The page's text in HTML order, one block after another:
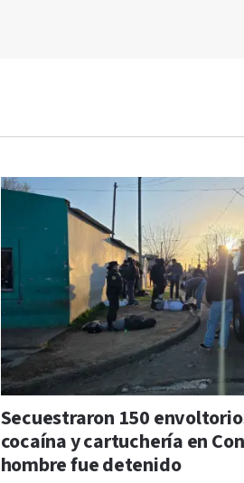
Secuestraron 150
cocaína y cartuchería en
hombre fue detenido